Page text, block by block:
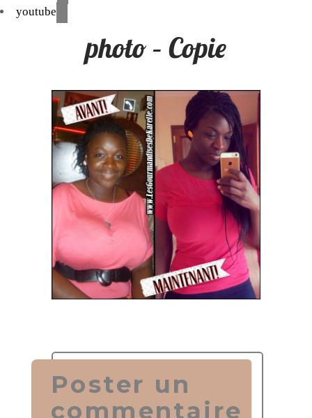
youtube
photo – Copie
Poster un
commentaire